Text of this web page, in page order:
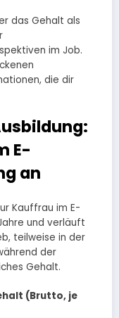
das Gehalt als
im Job.
die dir
E-
an
Kauffrau im E-
und verläuft
teilweise in der
der
Gehalt.
(Brutto, je